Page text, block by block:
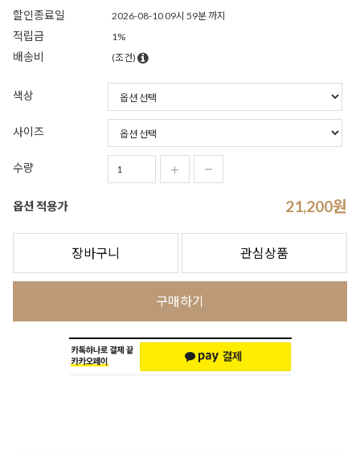
할인종료일 2026-08-10 09시 59분 까지
적립금 1%
배송비 (조건)
색상
사이즈
수량
옵션 적용가 21,200원
장바구니 관심상품
구매하기